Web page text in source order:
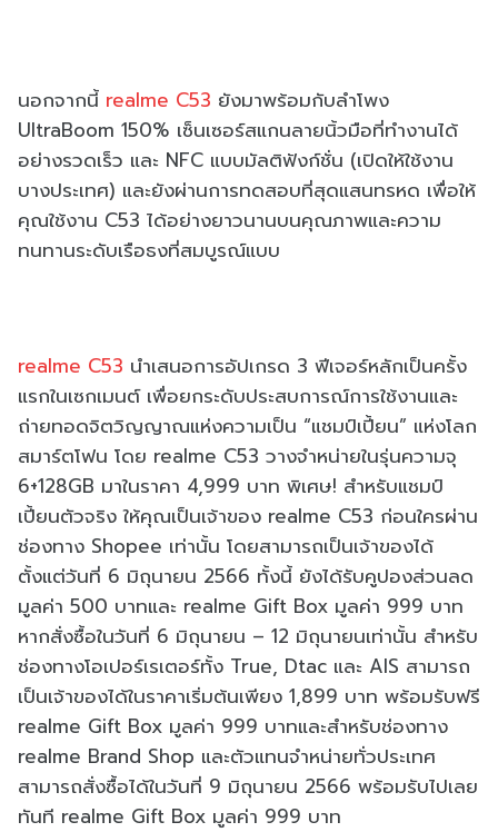
นอกจากนี้ realme C53 ยังมาพร้อมกับลำโพง
UltraBoom 150% เซ็นเซอร์สแกนลายนิ้วมือที่ทำงานได้
อย่างรวดเร็ว และ NFC แบบมัลติฟังก์ชั่น (เปิดให้ใช้งาน
บางประเทศ) และยังผ่านการทดสอบที่สุดแสนทรหด เพื่อให้
คุณใช้งาน C53 ได้อย่างยาวนานบนคุณภาพและความ
ทนทานระดับเรือธงที่สมบูรณ์แบบ
realme C53 นำเสนอการอัปเกรด 3 ฟีเจอร์หลักเป็นครั้ง
แรกในเซกเมนต์ เพื่อยกระดับประสบการณ์การใช้งานและ
ถ่ายทอดจิตวิญญาณแห่งความเป็น “แชมป์เปี้ยน” แห่งโลก
สมาร์ตโฟน โดย realme C53 วางจำหน่ายในรุ่นความจุ
6+128GB มาในราคา 4,999 บาท พิเศษ! สำหรับแชมป์
เปี้ยนตัวจริง ให้คุณเป็นเจ้าของ realme C53 ก่อนใครผ่าน
ช่องทาง Shopee เท่านั้น โดยสามารถเป็นเจ้าของได้
ตั้งแต่วันที่ 6 มิถุนายน 2566 ทั้งนี้ ยังได้รับคูปองส่วนลด
มูลค่า 500 บาทและ realme Gift Box มูลค่า 999 บาท
หากสั่งซื้อในวันที่ 6 มิถุนายน – 12 มิถุนายนเท่านั้น สำหรับ
ช่องทางโอเปอร์เรเตอร์ทั้ง True, Dtac และ AIS สามารถ
เป็นเจ้าของได้ในราคาเริ่มต้นเพียง 1,899 บาท พร้อมรับฟรี
realme Gift Box มูลค่า 999 บาทและสำหรับช่องทาง
realme Brand Shop และตัวแทนจำหน่ายทั่วประเทศ
สามารถสั่งซื้อได้ในวันที่ 9 มิถุนายน 2566 พร้อมรับไปเลย
ทันที realme Gift Box มูลค่า 999 บาท